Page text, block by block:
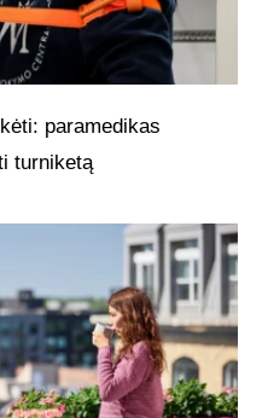
paramedikas
turniketą